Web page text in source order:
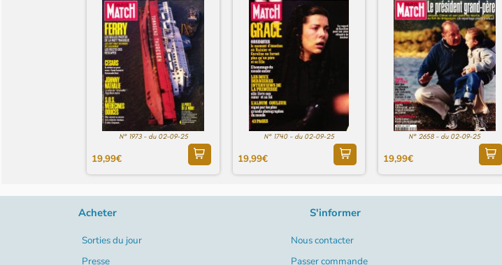
N° 1973 - du 02-09-25
19,99€
N° 1740 - du 02-09-25
19,99€
N° 2658 - du 02-09-25
19,99€
Acheter
Sorties du jour
Presse
S'informer
Nous contacter
Passer commande